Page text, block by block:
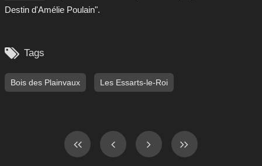
Destin d'Amélie Poulain".
 Tags
Bois des Plainvaux Les Essarts-le-Roi